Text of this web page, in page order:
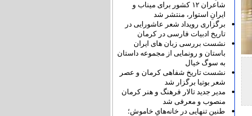
شاعران ۱۲ کشور برای میناب و
ایرانِ استوار، منتشر شد
برگزاری رویداد شعر عاشورایی در
تاریخ ادبیات فارسی در کرمان
نشست بررسی زبان های ایران
باستان و رونمایی از مجموعه داستان
به سوگ خیال
نشست تاریخ شفاهی کرمان و عصر
شعر بوتیا برگزار شد
مدیر جدید تالار فرهنگ و هنر کرمان
منصوب و معرفی شد
طنینِ تنهایی در خانه‌هایِ خاموش؛